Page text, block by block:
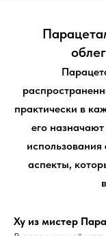
практически в
его
аспекты,
Ху из мистер